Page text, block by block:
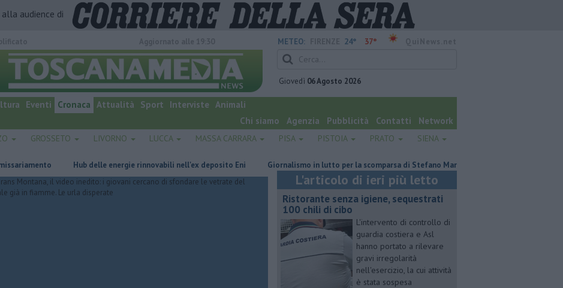
audience di
METEO: 24° 37°
Giovedì 06 Agosto 2026
Eventi Cronaca Attualità Sport Interviste Animali
Chi siamo
Agenzia Pubblicità Contatti Network
GROSSETO LIVORNO LUCCA MASSA CARRARA PISA PISTOIA PRATO SIENA
Hub delle energie rinnovabili nell'ex deposito Eni Giornalismo in lutto per la scomparsa di Stefano Marcelli
L'articolo di ieri più letto
Ristorante senza igiene, sequestrati
100 chili di cibo
L'intervento di controllo di
guardia costiera e Asl
hanno portato a rilevare
gravi irregolarità
nell'esercizio, la cui attività
è stata sospesa